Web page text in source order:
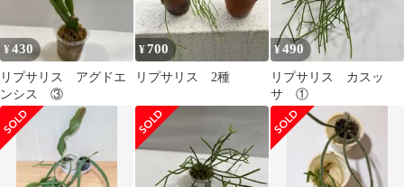
¥430
リプサリス アグドエ
ンシス ③
¥700
リプサリス 2種
¥490
リプサリス カスッ
サ ①